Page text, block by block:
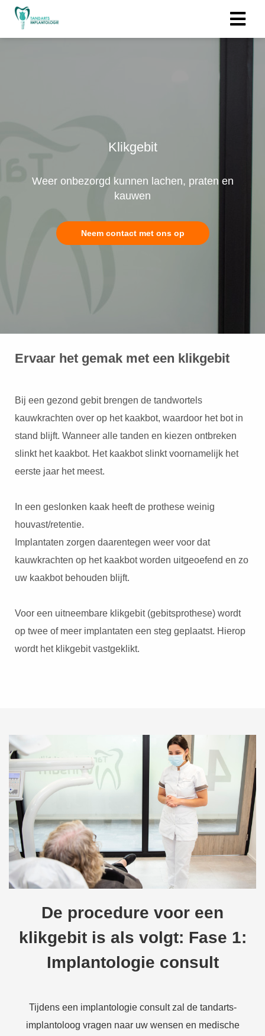
Klikgebit
Weer onbezorgd kunnen lachen, praten en
kauwen
Neem contact met ons op
Ervaar het gemak met een klikgebit
Bij een gezond gebit brengen de tandwortels
kauwkrachten over op het kaakbot, waardoor het bot in
stand blijft. Wanneer alle tanden en kiezen ontbreken
slinkt het kaakbot. Het kaakbot slinkt voornamelijk het
eerste jaar het meest.
In een geslonken kaak heeft de prothese weinig
houvast/retentie.
Implantaten zorgen daarentegen weer voor dat
kauwkrachten op het kaakbot worden uitgeoefend en zo
uw kaakbot behouden blijft.
Voor een uitneembare klikgebit (gebitsprothese) wordt
op twee of meer implantaten een steg geplaatst. Hierop
wordt het klikgebit vastgeklikt.
De procedure voor een
klikgebit is als volgt: Fase 1:
Implantologie consult
Tijdens een implantologie consult zal de tandarts-
implantoloog vragen naar uw wensen en medische